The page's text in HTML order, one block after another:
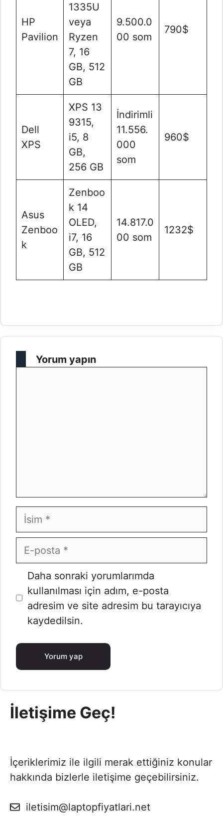
HP
Pavilion
1335U
veya
Ryzen
7, 16
GB, 512
GB
9.500.0
00 som
790$
Dell
XPS
XPS 13
9315,
i5, 8
GB,
256 GB
İndirimli
11.556.
000
som
960$
Asus
Zenboo
k
Zenboo
k 14
OLED,
i7, 16
GB, 512
GB
14.817.0
00 som
1232$
Yorum yapın
İsim
E-
posta
İnternet
sitesi
Daha sonraki yorumlarımda
kullanılması için adım, e-posta
adresim ve site adresim bu tarayıcıya
kaydedilsin.
İletişime Geç!
İçeriklerimiz ile ilgili merak ettiğiniz konular
hakkında bizlerle iletişime geçebilirsiniz.
iletisim@laptopfiyatlari.net